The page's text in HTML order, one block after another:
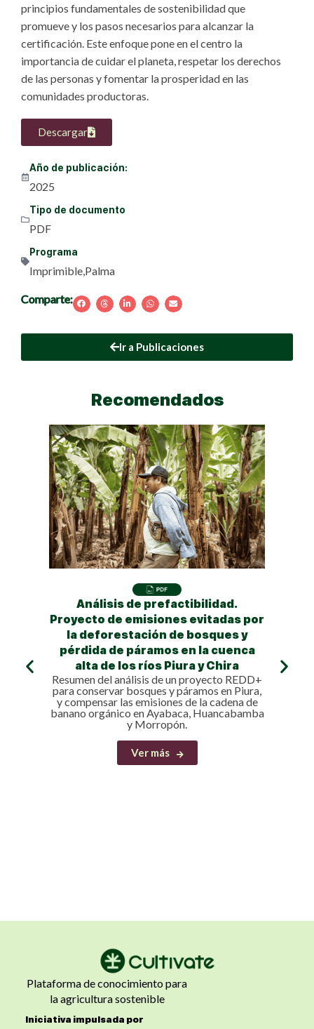
principios fundamentales de sostenibilidad que
promueve y los pasos necesarios para alcanzar la
certificación. Este enfoque pone en el centro la
importancia de cuidar el planeta, respetar los derechos
de las personas y fomentar la prosperidad en las
comunidades productoras.
Descargar
Año de publicación:
2025
Tipo de documento
PDF
Programa
Imprimible,Palma
Comparte:
Ir a Publicaciones
Recomendados
Análisis de prefactibilidad.
Proyecto de emisiones evitadas por
la deforestación de bosques y
pérdida de páramos en la cuenca
alta de los ríos Piura y Chira
Resumen del análisis de un proyecto REDD+
para conservar bosques y páramos en Piura,
y compensar las emisiones de la cadena de
banano orgánico en Ayabaca, Huancabamba
y Morropón.
Ver más
Plataforma de conocimiento para
la agricultura sostenible
Iniciativa impulsada por